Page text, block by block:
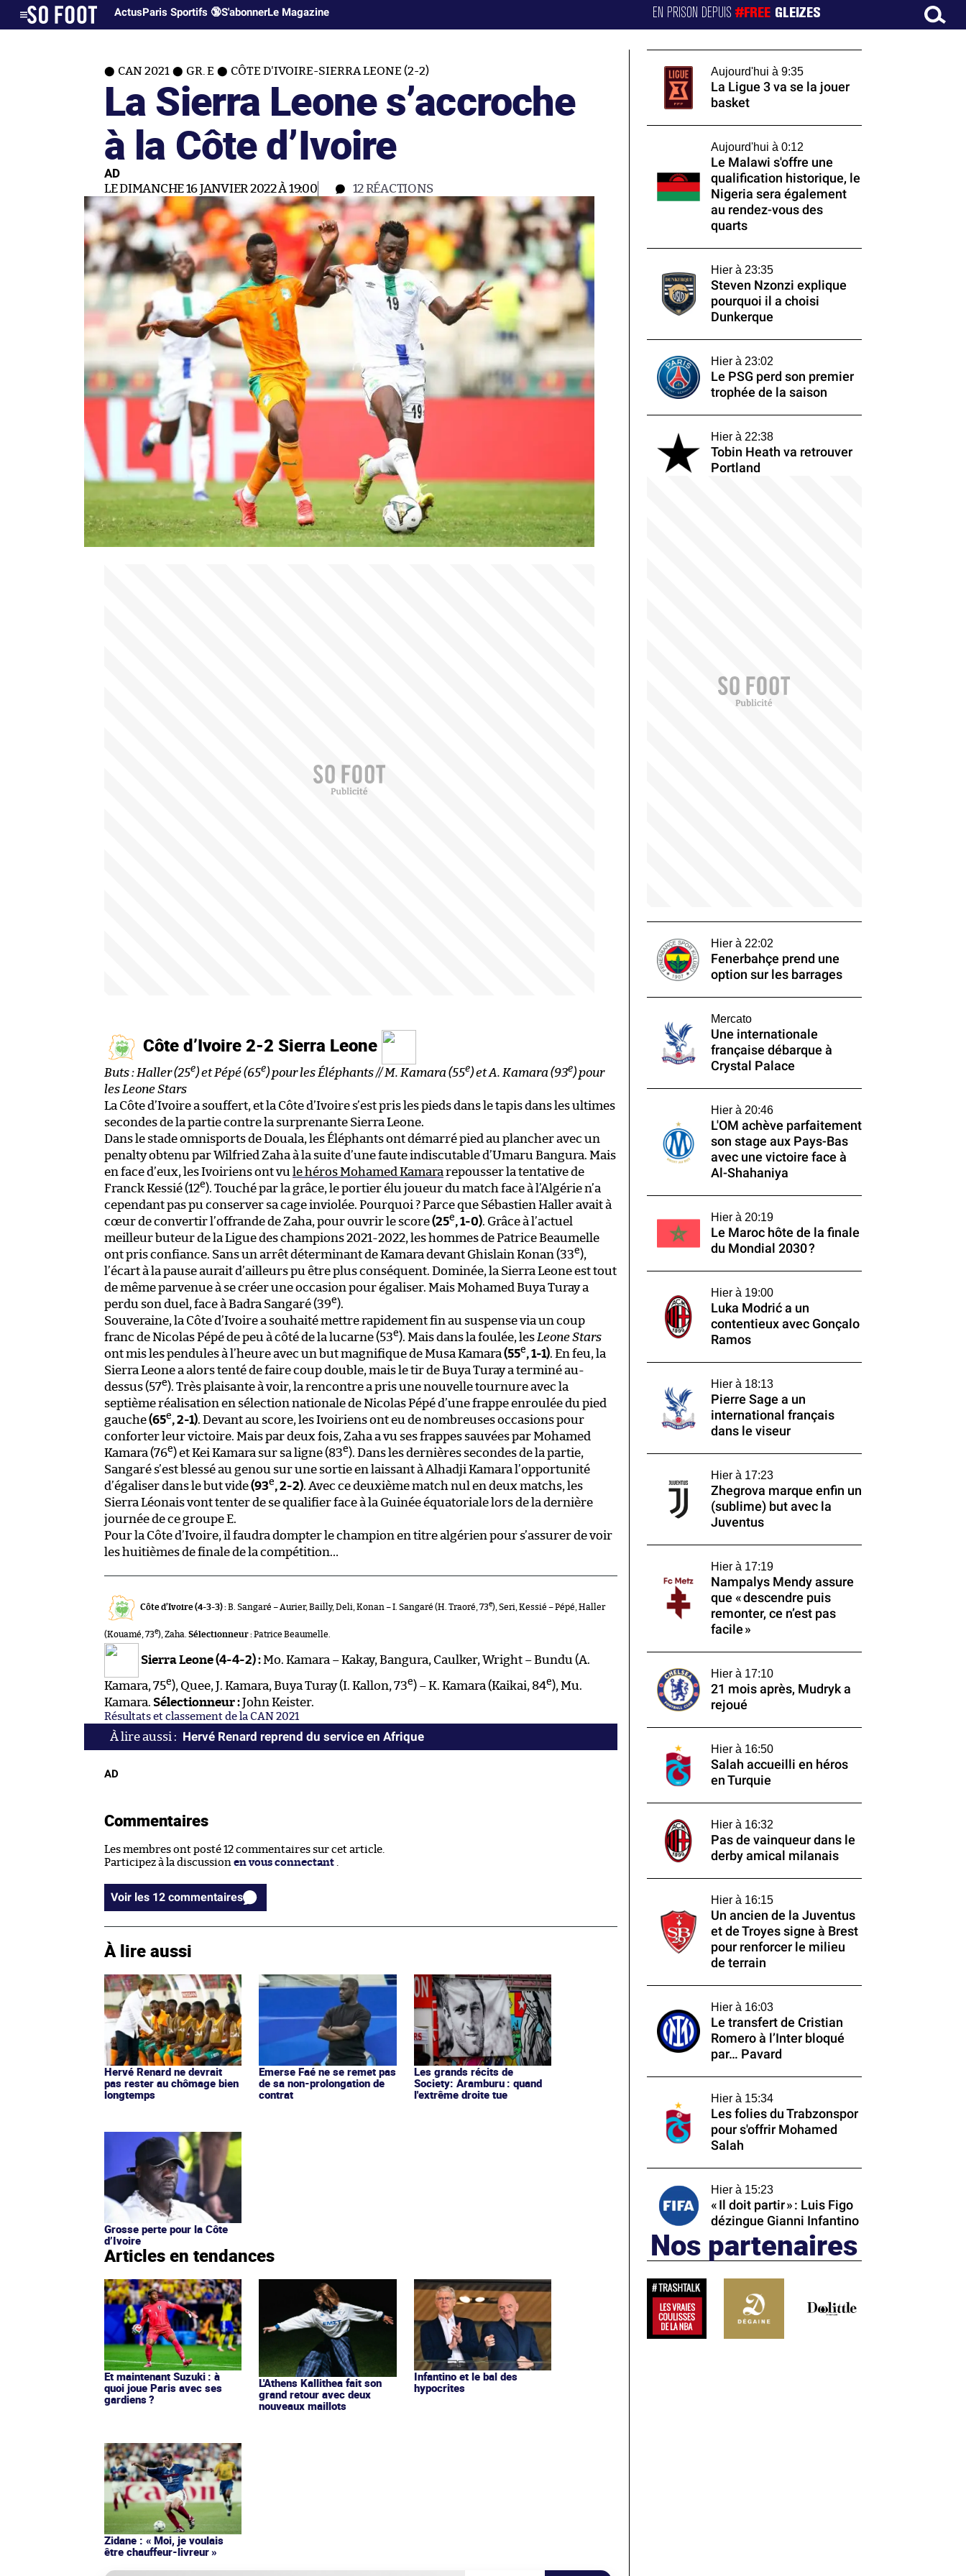
ActusParis Sportifs 🔞S'abonnerLe Magazine EN PRISON DEPUIS#FREE GLEIZES
CAN 2021 GR. E CÔTE D'IVOIRE-SIERRA LEONE (2-2)
La Sierra Leone s’accroche
à la Côte d’Ivoire
AD
LE DIMANCHE 16 JANVIER 2022 À 19:00 12RÉACTIONS
Côte d’Ivoire 2-2 Sierra Leone
Buts : Haller (25e) et Pépé (65e) pour les Éléphants // M. Kamara (55e) et A. Kamara (93e) pour
les Leone Stars
La Côte d’Ivoire a souffert, et la Côte d’Ivoire s’est pris les pieds dans le tapis dans les ultimes
secondes de la partie contre la surprenante Sierra Leone.
Dans le stade omnisports de Douala, les Éléphants ont démarré pied au plancher avec un
penalty obtenu par Wilfried Zaha à la suite d’une faute indiscutable d’Umaru Bangura. Mais
en face d’eux, les Ivoiriens ont vu le héros Mohamed Kamara repousser la tentative de
Franck Kessié (12e). Touché par la grâce, le portier élu joueur du match face à l’Algérie n’a
cependant pas pu conserver sa cage inviolée. Pourquoi ? Parce que Sébastien Haller avait à
cœur de convertir l’offrande de Zaha, pour ouvrir le score(25e, 1-0). Grâce à l’actuel
meilleur buteur de la Ligue des champions 2021-2022, les hommes de Patrice Beaumelle
ont pris confiance. Sans un arrêt déterminant de Kamara devant Ghislain Konan (33e),
l’écart à la pause aurait d’ailleurs pu être plus conséquent. Dominée, la Sierra Leone est tout
de même parvenue à se créer une occasion pour égaliser. Mais Mohamed Buya Turay a
perdu son duel, face à Badra Sangaré (39e).
Souveraine, la Côte d’Ivoire a souhaité mettre rapidement fin au suspense via un coup
franc de Nicolas Pépé de peu à côté de la lucarne (53e). Mais dans la foulée, les Leone Stars
ont mis les pendules à l’heure avec un but magnifique de Musa Kamara (55e, 1-1). En feu, la
Sierra Leone a alors tenté de faire coup double, mais le tir de Buya Turay a terminé au-
dessus (57e). Très plaisante à voir, la rencontre a pris une nouvelle tournure avec la
septième réalisation en sélection nationale de Nicolas Pépé d’une frappe enroulée du pied
gauche(65e, 2-1). Devant au score, les Ivoiriens ont eu de nombreuses occasions pour
conforter leur victoire. Mais par deux fois, Zaha a vu ses frappes sauvées par Mohamed
Kamara (76e) et Kei Kamara sur sa ligne (83e). Dans les dernières secondes de la partie,
Sangaré s’est blessé au genou sur une sortie en laissant à Alhadji Kamara l’opportunité
d’égaliser dans le but vide(93e, 2-2). Avec ce deuxième match nul en deux matchs, les
Sierra Léonais vont tenter de se qualifier face à la Guinée équatoriale lors de la dernière
journée de ce groupe E.
Pour la Côte d’Ivoire, il faudra dompter le champion en titre algérien pour s’assurer de voir
les huitièmes de finale de la compétition…
Côte d’Ivoire (4-3-3) :B. Sangaré – Aurier, Bailly, Deli, Konan – I. Sangaré (H. Traoré, 73e), Seri, Kessié – Pépé, Haller
(Kouamé, 73e), Zaha. Sélectionneur :Patrice Beaumelle.
Sierra Leone (4-4-2) :Mo. Kamara – Kakay, Bangura, Caulker, Wright – Bundu (A.
Kamara, 75e), Quee, J. Kamara, Buya Turay (I. Kallon, 73e) – K. Kamara (Kaikai, 84e), Mu.
Kamara. Sélectionneur :John Keister.
Résultats et classement de la CAN 2021
Hervé Renard reprend du service en Afrique
AD
Commentaires
Les membres ont posté 12 commentaires sur cet article.
Participez à la discussion en vous connectant
Voir les 12 commentaires
À lire aussi
Hervé Renard ne devrait
pas rester au chômage bien
longtemps
Emerse Faé ne se remet pas
de sa non-prolongation de
contrat
Les grands récits de
Society: Aramburu : quand
l'extrême droite tue
Grosse perte pour la Côte
d’Ivoire
Articles en tendances
Et maintenant Suzuki : à
quoi joue Paris avec ses
gardiens ?
L'Athens Kallithea fait son
grand retour avec deux
nouveaux maillots
Infantino et le bal des
hypocrites
Zidane : « Moi, je voulais
être chauffeur-livreur »
Aujourd'hui à 9:35
La Ligue 3 va se la jouer
basket
Aujourd'hui à 0:12
Le Malawi s'offre une
qualification historique, le
Nigeria sera également
au rendez-vous des
quarts
Hier à 23:35
Steven Nzonzi explique
pourquoi il a choisi
Dunkerque
Hier à 23:02
Le PSG perd son premier
trophée de la saison
Hier à 22:38
Tobin Heath va retrouver
Portland
Hier à 22:02
Fenerbahçe prend une
option sur les barrages
Mercato
Une internationale
française débarque à
Crystal Palace
Hier à 20:46
L'OM achève parfaitement
son stage aux Pays-Bas
avec une victoire face à
Al-Shahaniya
Hier à 20:19
Le Maroc hôte de la finale
du Mondial 2030 ?
Hier à 19:00
Luka Modrić a un
contentieux avec Gonçalo
Ramos
Hier à 18:13
Pierre Sage a un
international français
dans le viseur
Hier à 17:23
Zhegrova marque enfin un
(sublime) but avec la
Juventus
Hier à 17:19
Nampalys Mendy assure
que « descendre puis
remonter, ce n’est pas
facile »
Hier à 17:10
21 mois après, Mudryk a
rejoué
Hier à 16:50
Salah accueilli en héros
en Turquie
Hier à 16:32
Pas de vainqueur dans le
derby amical milanais
Hier à 16:15
Un ancien de la Juventus
et de Troyes signe à Brest
pour renforcer le milieu
de terrain
Hier à 16:03
Le transfert de Cristian
Romero à l’Inter bloqué
par… Pavard
Hier à 15:34
Les folies du Trabzonspor
pour s'offrir Mohamed
Salah
Hier à 15:23
« Il doit partir » : Luis Figo
dézingue Gianni Infantino
Nos partenaires